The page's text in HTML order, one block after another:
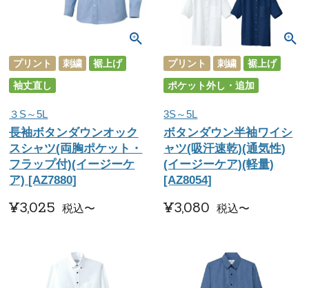
プリント 刺繍
裾上げ
袖丈直し
３S～5L
長袖ボタンダウンオック
スシャツ(両胸ポケット・
フラップ付)(イージーケ
ア) [AZ7880]
¥3,025 税込〜
プリント 刺繍
裾上げ
ポケット外し・追加
3S～5L
ボタンダウン半袖ワイシ
ャツ(吸汗速乾)(通気性)
(イージーケア)(軽量)
[AZ8054]
¥3,080 税込〜